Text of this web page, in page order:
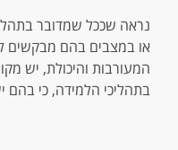
נראה שככל שמדובר
או במצבים בהם מבקשים
המעורבות והיכולת, יש
בתהליכי הלמידה, כי בהם